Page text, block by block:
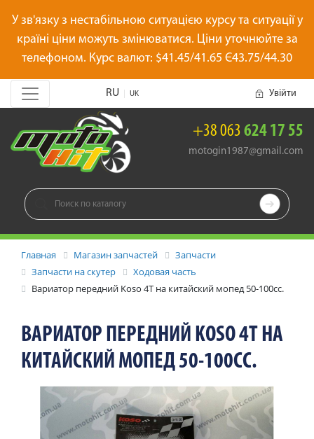
У зв'язку з нестабільною ситуацією курсу та ситуації у
країні ціни можуть змінюватися. Ціни уточнюйте за
телефоном. Курс валют: $41.45/41.65 Є43.75/44.30
RU UK Увійти
+38 063 624 17 55
motogin1987@gmail.com

Главная Магазин запчастей
Запчасти
Запчасти на скутер
Ходовая часть
Вариатор передний Koso 4T на китайский мопед 50-100сс.
ВАРИАТОР ПЕРЕДНИЙ KOSO 4T НА
КИТАЙСКИЙ МОПЕД 50-100СС.